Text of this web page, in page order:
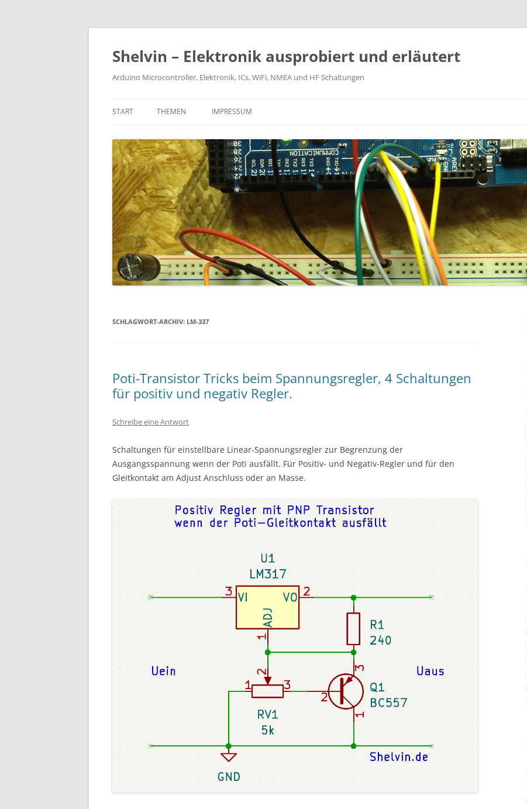
Zum
springen
Shelvin – Elektronik ausprobiert und erläutert
Arduino Microcontroller, Elektronik, ICs, WiFi, NMEA und HF Schaltungen
START THEMEN IMPRESSUM
SCHLAGWORT-ARCHIV: LM-337
Poti-Transistor Tricks beim Spannungsregler, 4 Schaltungen
für positiv und negativ Regler.
Schreibe eine Antwort
Schaltungen für einstellbare Linear-Spannungsregler zur Begrenzung der
Ausgangsspannung wenn der Poti ausfällt. Für Positiv- und Negativ-Regler und für den
Gleitkontakt am Adjust Anschluss oder an Masse.